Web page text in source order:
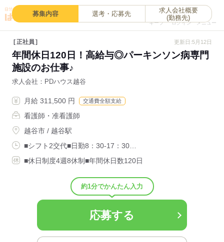
キープ
0
ログイン メニュー
募集内容 選考・応募先
求人会社概要
(勤務先)
正社員 更新日:5月12日
年間休日120日！高給与◎パーキンソン病専門
施設のお仕事♪
求人会社 PDハウス越谷
月給 311,500 円 交通費全額支給
看護師・准看護師
越谷市 / 越谷駅
■シフト2交代■日勤8：30-17：30…
■休日制度4週8休制■年間休日数120日
約1分でかんたん入力
応募する